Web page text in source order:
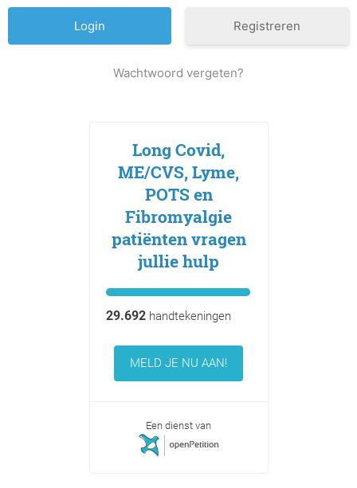
Registreren
Wachtwoord vergeten?
Long Covid,
ME/CVS, Lyme,
POTS en
Fibromyalgie
patiënten vragen
jullie hulp
29.692handtekeningen
MELD JE NU AAN!
Een dienst van